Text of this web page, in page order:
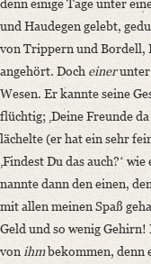
und Haudegen gelebt,
von Trippern und Bordell,
angehört. Doch einerunter
Wesen. Er kannte seine
flüchtig; ‚Deine Freunde
lächelte (er hat ein sehr
‚Findest Du das auch?ʻ
nannte dann den einen,
mit allen meinen Spaß
Geld und so wenig
von ihmbekommen, denn